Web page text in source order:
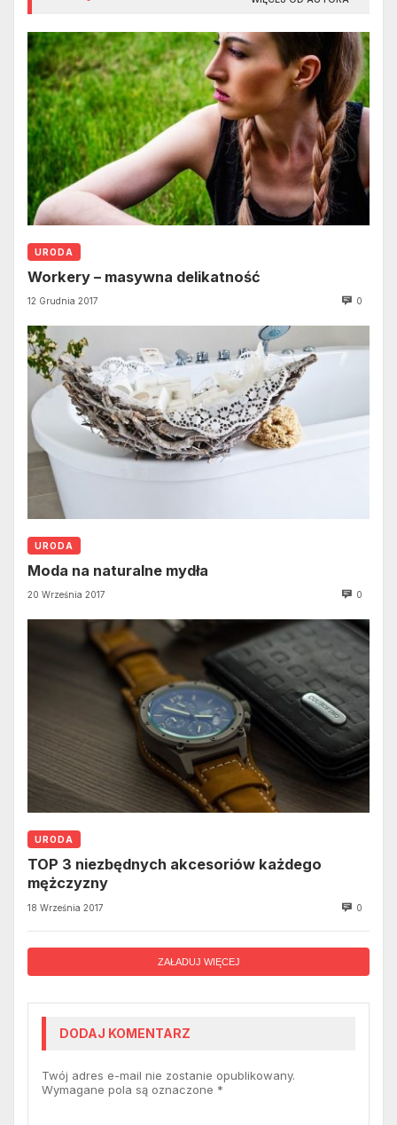
URODA
Workery – masywna delikatność
12 Grudnia 2017 0
URODA
Moda na naturalne mydła
20 Września 2017 0
URODA
TOP 3 niezbędnych akcesoriów każdego
mężczyzny
18 Września 2017 0
ZAŁADUJ WIĘCEJ
DODAJ KOMENTARZ
Twój adres e-mail nie zostanie opublikowany.
Wymagane pola są oznaczone *